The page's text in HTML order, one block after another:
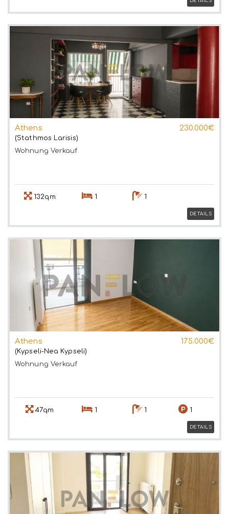
Athens 230.000€
(Stathmos Larisis)
Wohnung Verkauf
132qm 1 1
DETAILS
Athens 175.000€
(Kypseli-Nea Kypseli)
Wohnung Verkauf
47qm 1 1 1
DETAILS